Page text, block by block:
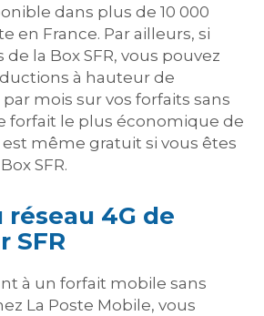
dans plus de 10 000
en France. Par ailleurs, si
la Box SFR, vous pouvez
à hauteur de
mois sur vos forfaits sans
forfait le plus économique de
est même gratuit si vous êtes
SFR.
réseau 4G de
SFR
à un forfait mobile sans
La Poste Mobile, vous